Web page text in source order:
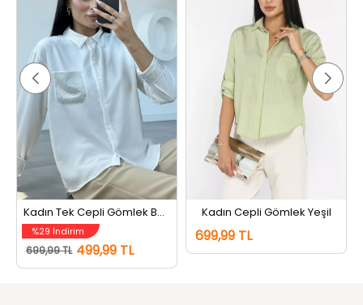
Kadın Tek Cepli Gömlek Beyaz
%29 İndirim
699,99 TL 499,99 TL
Kadın Cepli Gömlek Yeşil
699,99 TL